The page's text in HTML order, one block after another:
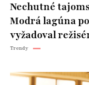
Nechutné
Modrá lagúna
vyžadoval
Trendy